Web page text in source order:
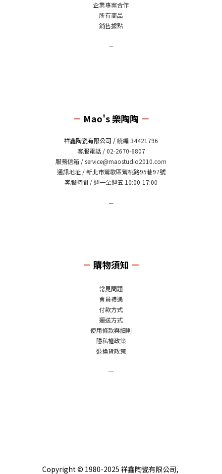
企業專案合作
所有商品
銷售據點
－
－ Mao's 樂陶陶 －
祥鑫陶瓷有限公司 /統編 34421796
客服電話 / 02-2670-6807
服務信箱 /service@maostudio2010.com
通訊地址 / 新北市鶯歌區鶯桃路95巷97號
客服時間 / 週一至週五 10:00-17:00
－
－ 購物須知 －
常見問題
會員禮遇
付款方式
運送方式
使用條款與細則
隱私權政策
退換貨政策
－
Copyright © 1980-2025 祥鑫陶瓷有限公司,